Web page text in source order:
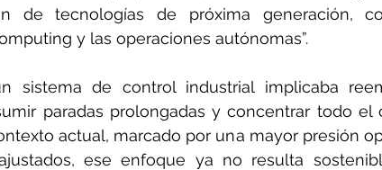
de tecnologías de próxima generación,
y las operaciones autónomas”.
sistema de control industrial implicaba
paradas prolongadas y concentrar todo el
actual, marcado por una mayor presión
ese enfoque ya no resulta